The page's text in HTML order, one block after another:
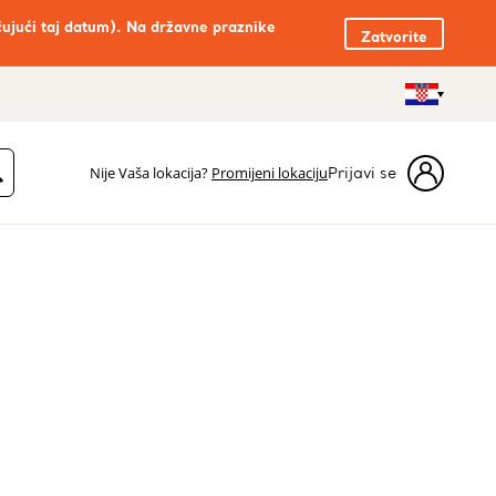
taj datum). Na državne praznike Zatvorite
Nije Vaša lokacija? Promijeni lokacijuPrijavi se